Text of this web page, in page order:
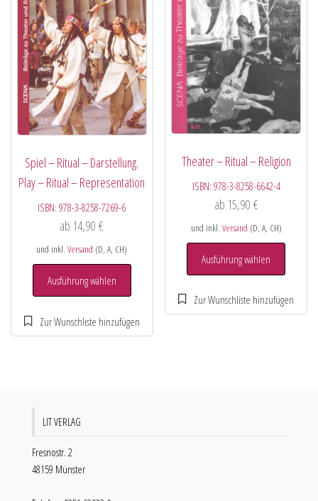
Spiel – Ritual – Darstellung.
Play – Ritual – Representation
ISBN:978-3-8258-7269-6
ab 14,90€
und inkl.Versand (D, A, CH)
Ausführung wählen
Theater – Ritual – Religion
ISBN: 978-3-8258-6642-4
ab 15,90 €
und inkl. Versand (D, A, CH)
Ausführung wählen
LIT VERLAG
Fresnostr. 2
48159 Münster